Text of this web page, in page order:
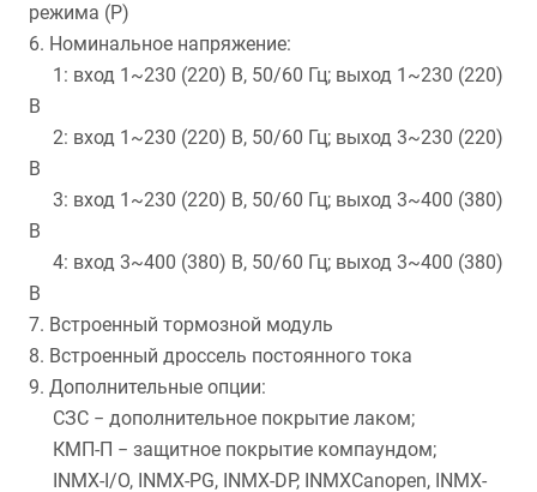
режима (P)
6. Номинальное напряжение:
1: вход 1~230 (220) В, 50/60 Гц; выход 1~230 (220)
В
2: вход 1~230 (220) В, 50/60 Гц; выход 3~230 (220)
В
3: вход 1~230 (220) В, 50/60 Гц; выход 3~400 (380)
В
4: вход 3~400 (380) В, 50/60 Гц; выход 3~400 (380)
В
7. Встроенный тормозной модуль
8. Встроенный дроссель постоянного тока
9. Дополнительные опции:
СЗС − дополнительное покрытие лаком;
КМП-П − защитное покрытие компаундом;
INMX-I/O, INMX-PG, INMX-DP, INMXCanopen, INMX-